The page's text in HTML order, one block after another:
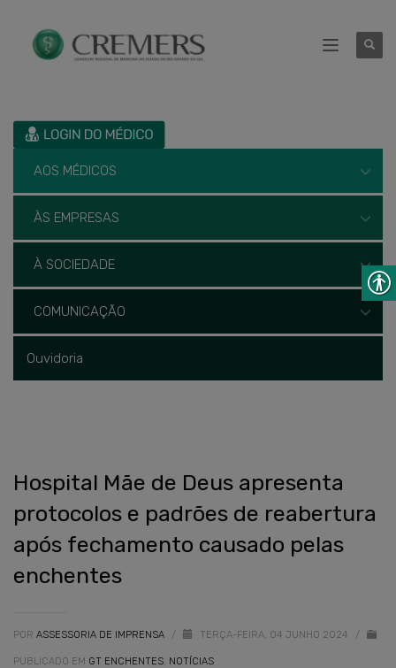
AOS MÉDICOS
ÀS EMPRESAS
À SOCIEDADE
COMUNICAÇÃO
Ouvidoria
Hospital Mãe de Deus apresenta
protocolos e padrões de reabertura
após fechamento causado pelas
enchentes
POR ASSESSORIA DE IMPRENSA / TERÇA-FEIRA, 04 JUNHO 2024 /
PUBLICADO EM GT ENCHENTES, NOTÍCIAS